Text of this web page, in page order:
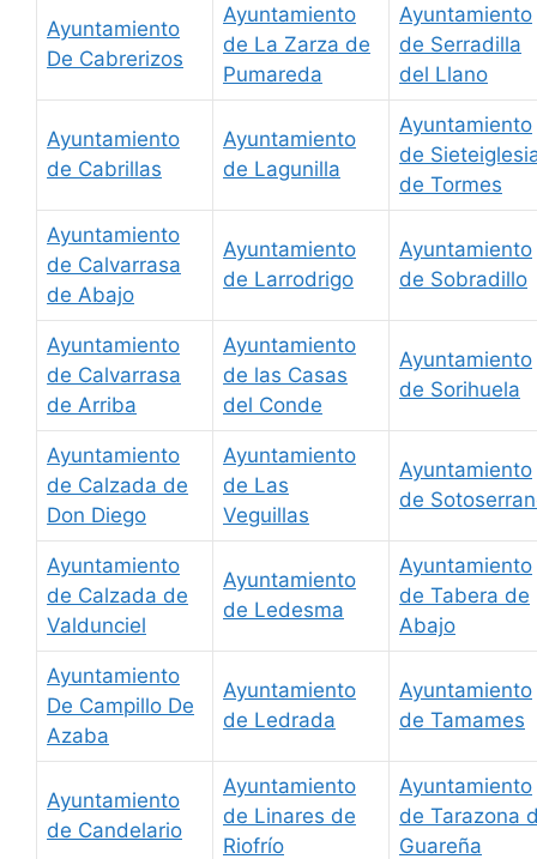
Ayuntamiento
De Cabrerizos
Ayuntamiento
de La Zarza de
Pumareda
Ayuntamiento
de Serradilla
del Llano
Ayuntamiento
de Cabrillas
Ayuntamiento
de Lagunilla
Ayuntamiento
de
de Tormes
Ayuntamiento
de Calvarrasa
de Abajo
Ayuntamiento
de Larrodrigo
Ayuntamiento
de Sobradillo
Ayuntamiento
de Calvarrasa
de Arriba
Ayuntamiento
de las Casas
del Conde
Ayuntamiento
de Sorihuela
Ayuntamiento
de Calzada de
Don Diego
Ayuntamiento
de Las
Veguillas
Ayuntamiento
de
Ayuntamiento
de Calzada de
Valdunciel
Ayuntamiento
de Ledesma
Ayuntamiento
de Tabera de
Abajo
Ayuntamiento
De Campillo De
Azaba
Ayuntamiento
de Ledrada
Ayuntamiento
de Tamames
Ayuntamiento
de Candelario
Ayuntamiento
de Linares de
Riofrío
Ayuntamiento
de Tarazona
Guareña